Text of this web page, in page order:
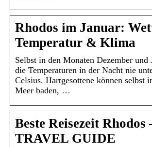
Rhodos im Januar:
Temperatur & Klima
Selbst in den Monaten Dezember und
die Temperaturen in der Nacht nie
Celsius. Hartgesottene können selbst
Meer baden, …
Beste Reisezeit Rhodos
TRAVEL GUIDE